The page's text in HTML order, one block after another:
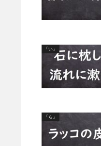
「い」
「ら」